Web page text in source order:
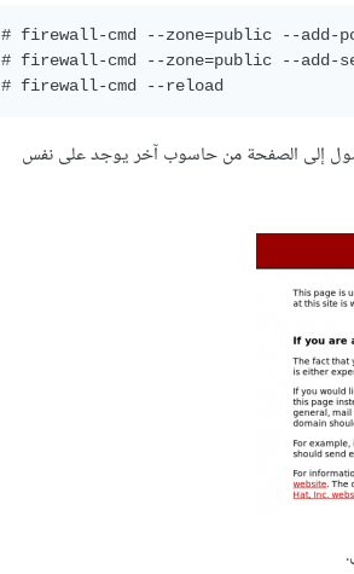
# firewall-cmd --zone=public --add-
# firewall-cmd --zone=public --add-
# firewall-cmd --reload
إلى الصفحة من حاسوب آخر يوجد على نفس